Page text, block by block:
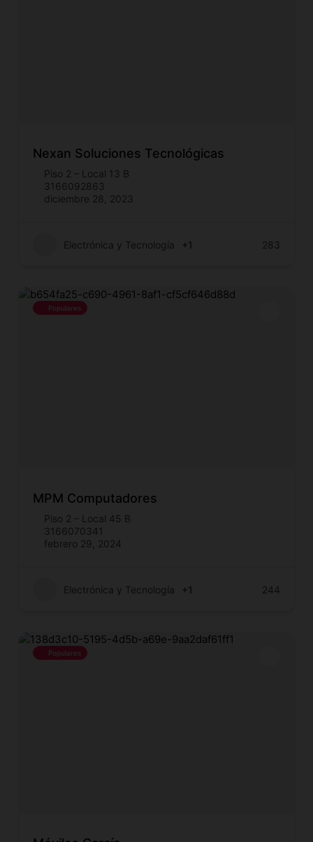
Nexan Soluciones Tecnológicas
Piso 2 – Local 13 B
3166092863
diciembre 28, 2023
Electrónica y Tecnología +1 283
Populares
MPM Computadores
Piso 2 – Local 45 B
3166070341
febrero 29, 2024
Electrónica y Tecnología +1 244
Populares